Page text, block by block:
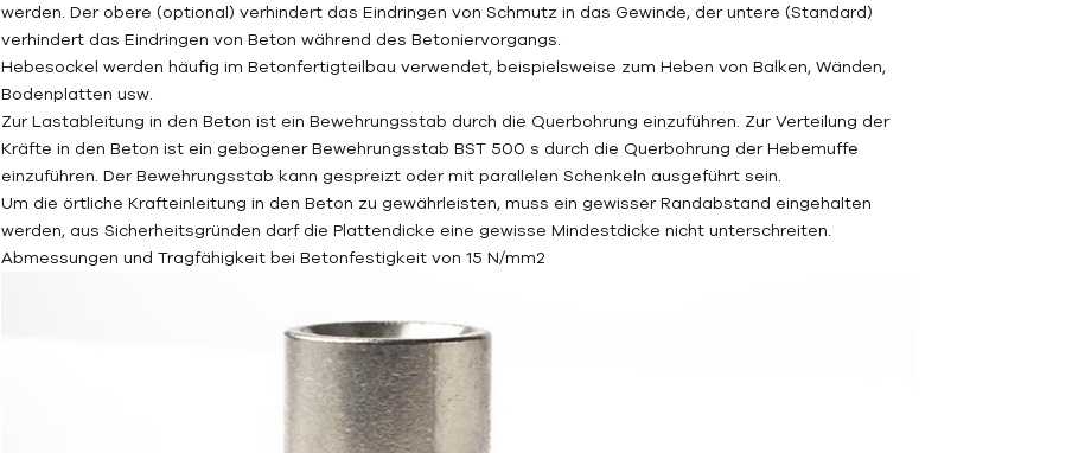
werden. Der obere (optional) verhindert das Eindringen von Schmutz in das Gewinde, der untere (Standard)
verhindert das Eindringen von Beton während des Betoniervorgangs.
Hebesockel werden häufig im Betonfertigteilbau verwendet, beispielsweise zum Heben von Balken, Wänden,
Bodenplatten usw.
Zur Lastableitung in den Beton ist ein Bewehrungsstab durch die Querbohrung einzuführen. Zur Verteilung der
Kräfte in den Beton ist ein gebogener Bewehrungsstab BST 500 s durch die Querbohrung der Hebemuffe
einzuführen. Der Bewehrungsstab kann gespreizt oder mit parallelen Schenkeln ausgeführt sein.
Um die örtliche Krafteinleitung in den Beton zu gewährleisten, muss ein gewisser Randabstand eingehalten
werden, aus Sicherheitsgründen darf die Plattendicke eine gewisse Mindestdicke nicht unterschreiten.
Abmessungen und Tragfähigkeit bei Betonfestigkeit von 15 N/mm2